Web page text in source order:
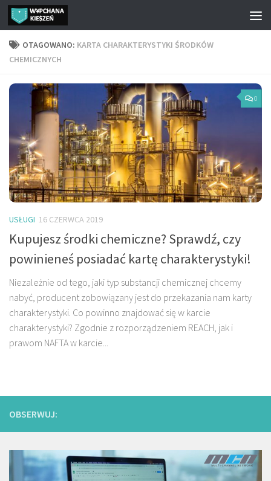
Przejdź do treści
OTAGOWANO: KARTA CHARAKTERYSTYKI ŚRODKÓW
CHEMICZNYCH
0
USŁUGI 16 CZERWCA 2019
Kupujesz środki chemiczne? Sprawdź, czy
powinieneś posiadać kartę charakterystyki!
Niezależnie od tego, jaki typ substancji chemicznej chcemy
nabyć, producent zobowiązany jest do przekazania nam karty
charakterystyki. Co powinno znajdować się w karcie
charakterystyki? Zgodnie z rozporządzeniem REACH, jak i
prawom NAFTA w karcie...
OBSERWUJ: